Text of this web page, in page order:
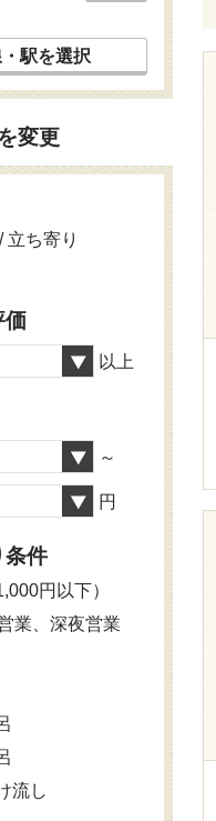
駅を選択
変更
立ち寄り
価
以上
～
円
条件
円以下）
業、深夜営業
流し